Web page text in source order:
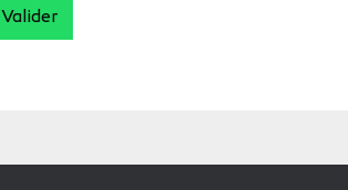
Valider